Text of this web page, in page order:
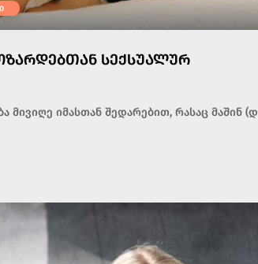
ᲡᲔᲥᲡᲣᲐᲚᲣᲠ
იმასთან შედარებით, რასაც მაშინ